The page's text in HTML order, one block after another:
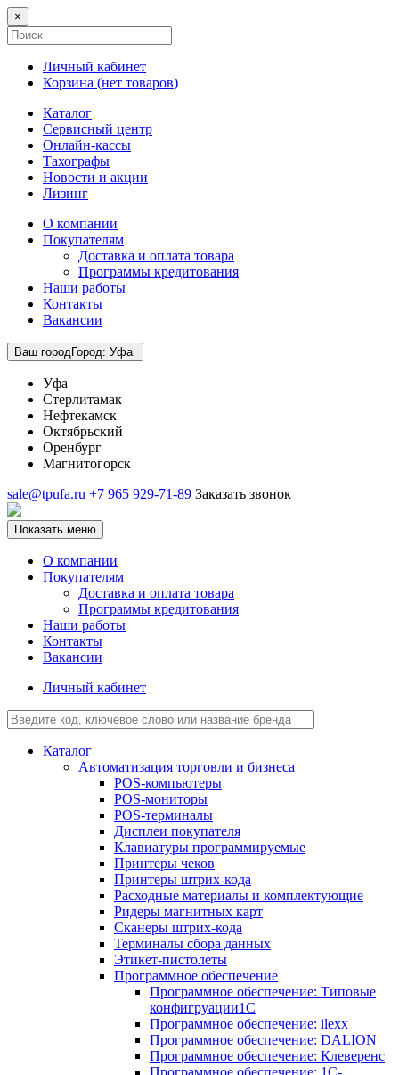
×
Личный кабинет
Корзина (нет товаров)
Каталог
Сервисный центр
Онлайн-кассы
Тахографы
Новости и акции
Лизинг
О компании
Покупателям
Доставка и оплата товара
Программы кредитования
Наши работы
Контакты
Вакансии
Ваш городГород: Уфа
Уфа
Стерлитамак
Нефтекамск
Октябрьский
Оренбург
Магнитогорск
sale@tpufa.ru +7 965 929-71-89 Заказать звонок
Показать меню
О компании
Покупателям
Доставка и оплата товара
Программы кредитования
Наши работы
Контакты
Вакансии
Личный кабинет
Каталог
Автоматизация торговли и бизнеса
POS-компьютеры
POS-мониторы
POS-терминалы
Дисплеи покупателя
Клавиатуры программируемые
Принтеры чеков
Принтеры штрих-кода
Расходные материалы и комплектующие
Ридеры магнитных карт
Сканеры штрих-кода
Терминалы сбора данных
Этикет-пистолеты
Программное обеспечение
Программное обеспечение: Типовые
конфигруации1С
Программное обеспечение: ilexx
Программное обеспечение: DALION
Программное обеспечение: Клеверенс
Программное обеспечение: 1С-